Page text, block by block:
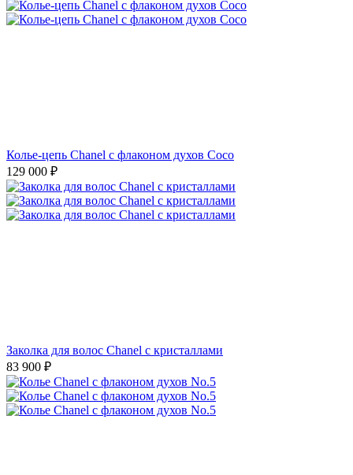
Колье-цепь Chanel с флаконом духов Coco
129 000 ₽
Заколка для волос Chanel с кристаллами
83 900 ₽